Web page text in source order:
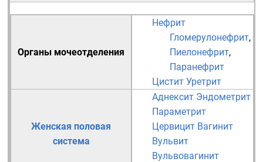
Органы мочеотделения
Нефрит
Гломерулонефрит,
Пиелонефрит,
Паранефрит
Цистит Уретрит
Женская половая
система
Аднексит Эндометрит
Параметрит
Цервицит Вагинит
Вульвит
Вульвовагинит